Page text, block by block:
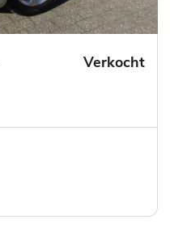
Verkocht